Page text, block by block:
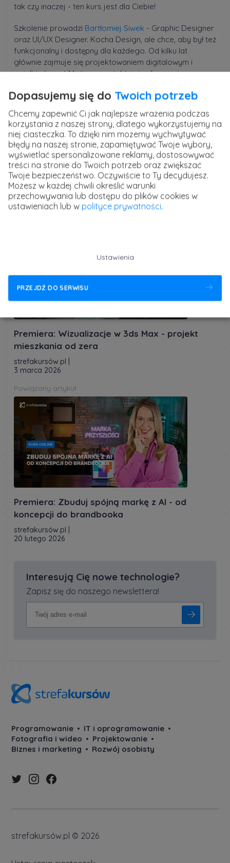
tak czy inaczej - ten kurs jest dla Ciebie!
Szkolenie prowadzi Bartłomiej Siwek - Graphic Designer
oraz UI/UX Designer. Kocha Design, ale chce, aby był też
funkcjonalny i dostępny dla każdego. Od kilku lat
głównie zajmuje się projektowaniem digitalowym i
uwielbia łączyć Motion z projektami cyfrowymi.
Opublikowane 14 sierpnia 2025 r. w kategorii:
Projektowanie
strefakursów.pl
kursy i szkolenia online
Premiera: Wizualizacje w 3ds Max - projekt
mieszkania od zera
strefakursów.pl
3 marca 2026
Powiązany artykuł
Premiera: Zbuduj spójną markę z AI - od
koncepcji do brandbooka
strefakursów.pl
20 lutego 2026
Interesują Cię nowe technologie?
Zapisz się do naszego newslettera!
Programowanie
IT i oprogramowanie
Fotografia i wideo
Projektowanie
Biznes i marketing
Rozwój osobisty
strefakursów.pl © 2026
Dopasujemy się do Twoich potrzeb
Chcemy zapewnić Ci jak najlepsze wrażenia podczas
korzystania z naszej strony, dlatego wykorzystujemy na
niej ciasteczka. To dzięki nim możemy wychwytywać
błędy na naszej stronie, zapamiętywać Twoje wybory,
wyświetlać spersonalizowane reklamy, dostosowywać
treści na stronie do Twoich potrzeb oraz zwiększać
Twoje bezpieczeństwo. Oczywiście to Ty decydujesz.
Możesz w każdej chwili określić warunki
przechowywania lub dostępu do plików cookies w
ustawieniach lub w polityce prywatności.
Ustawienia
PRZEJDŹ DO SERWISU